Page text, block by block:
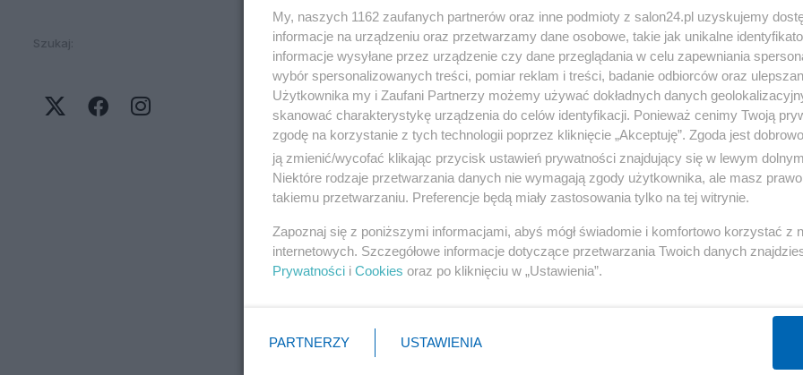
Szukaj:
My, naszych 1162 zaufanych partnerów oraz inne podmioty z salon24.pl uzyskujemy
informacje na urządzeniu oraz przetwarzamy dane osobowe, takie jak unikalne
informacje wysyłane przez urządzenie czy dane przeglądania w celu zapewniania
wybór spersonalizowanych treści, pomiar reklam i treści, badanie odbiorców oraz
Użytkownika my i Zaufani Partnerzy możemy używać dokładnych danych
skanować charakterystykę urządzenia do celów identyfikacji. Ponieważ cenimy Twoją
zgodę na korzystanie z tych technologii poprzez kliknięcie „Akceptuję”. Zgoda jest
ją zmienić/wycofać klikając przycisk ustawień prywatności znajdujący się w lewym
Niektóre rodzaje przetwarzania danych nie wymagają zgody użytkownika, ale masz
takiemu przetwarzaniu. Preferencje będą miały zastosowania tylko na tej witrynie.
Zapoznaj się z poniższymi informacjami, abyś mógł świadomie i komfortowo korzystać z
internetowych. Szczegółowe informacje dotyczące przetwarzania Twoich danych
Prywatności i Cookies oraz po kliknięciu w „Ustawienia”.
PARTNERZY USTAWIENIA